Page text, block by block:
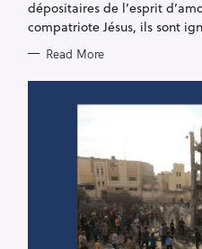
dépositaires de l’esprit
compatriote Jésus, ils sont
Read More
S
a
r